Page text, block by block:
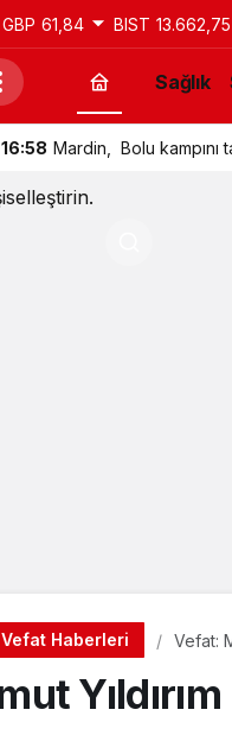
GBP 61,84 BIST 13.662,75
Sağlık
16:58 Mardin, Bolu kampını
Haberleri Vefat:
Yıldırım